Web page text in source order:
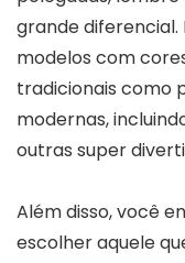
grande diferencial.
modelos com
tradicionais como
modernas,
outras super
Além disso, você
escolher aquele